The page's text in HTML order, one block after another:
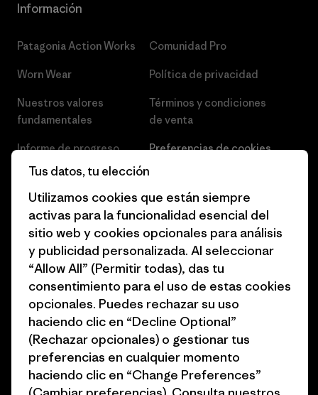
Información
Patagonia Action Works
Worn Wear
Nuestros valores
fundamentales
Informe de progreso
Business Unusual
Objetivos climáticos
1% for the Planet
Cómo financiamos
Tarjetas regalo
Encuentra una tienda
Comunidad Pro
Política de privacidad
Términos y condiciones
de venta
Preferencias de cookies
Empleo
Prensa
Programa para profesionales
del sector
Programa de afiliados
Mapa del sitio Patagonia
España
Tus datos, tu elección
Utilizamos cookies que están siempre
activas para la funcionalidad esencial del
sitio web y cookies opcionales para análisis
y publicidad personalizada. Al seleccionar
“Allow All” (Permitir todas), das tu
consentimiento para el uso de estas cookies
opcionales. Puedes rechazar su uso
haciendo clic en “Decline Optional”
(Rechazar opcionales) o gestionar tus
preferencias en cualquier momento
haciendo clic en “Change Preferences”